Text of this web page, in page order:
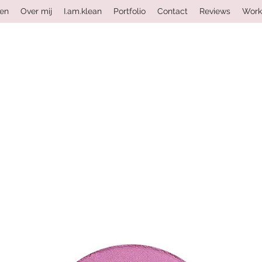
Over mij I.am.klean Portfolio Contact Reviews